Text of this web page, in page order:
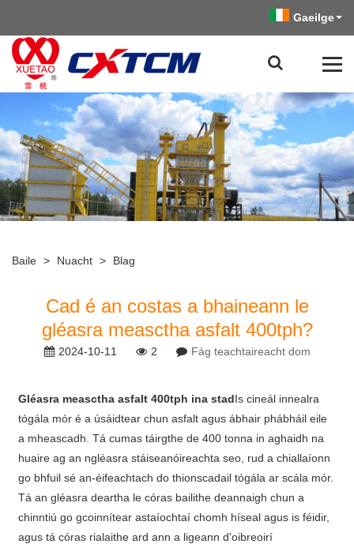
Gaeilge
Baile > Nuacht > Blag
Cad é an costas a bhaineann le
gléasra measctha asfalt 400tph?
2024-10-11 2 Fág teachtaireacht dom
Gléasra measctha asfalt 400tph ina stadIs cineál innealra
tógála mór é a úsáidtear chun asfalt agus ábhair phábháil eile
a mheascadh. Tá cumas táirgthe de 400 tonna in aghaidh na
huaire ag an ngléasra stáiseanóireachta seo, rud a chiallaíonn
go bhfuil sé an-éifeachtach do thionscadail tógála ar scála mór.
Tá an gléasra deartha le córas bailithe deannaigh chun a
chinntiú go gcoinnítear astaíochtaí chomh híseal agus is féidir,
agus tá córas rialaithe ard ann a ligeann d'oibreoirí